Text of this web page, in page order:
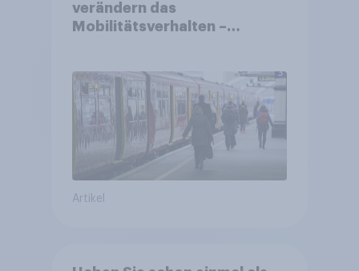
verändern das
Mobilitätsverhalten –
auf öffentliche
Verkehrsmittel um
Artikel